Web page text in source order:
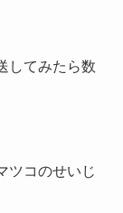
してみたら数
ツコのせいじ